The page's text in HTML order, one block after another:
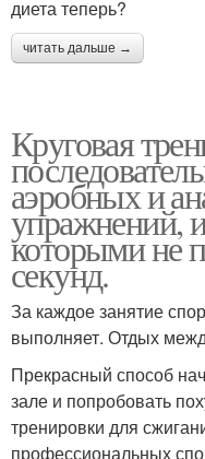
диета теперь?
читать дальше →
Круговая
аэробных и
упражнений,
которыми не
секунд.
За каждое занятие
выполняет. Отдых
Прекрасный способ
зале и попробовать
тренировки для
профессиональных